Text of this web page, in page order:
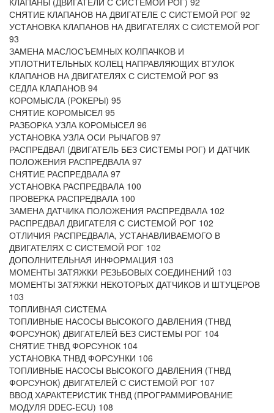
СНЯТИЕ КЛАПАНОВ НА ДВИГАТЕЛЕ С СИСТЕМОЙ РОГ 92
УСТАНОВКА КЛАПАНОВ НА ДВИГАТЕЛЯХ С СИСТЕМОЙ РОГ
93
ЗАМЕНА МАСЛОСЪЕМНЫХ КОЛПАЧКОВ И
УПЛОТНИТЕЛЬНЫХ КОЛЕЦ НАПРАВЛЯЮЩИХ ВТУЛОК
КЛАПАНОВ НА ДВИГАТЕЛЯХ С СИСТЕМОЙ РОГ 93
СЕДЛА КЛАПАНОВ 94
КОРОМЫСЛА (РОКЕРЫ) 95
СНЯТИЕ КОРОМЫСЕЛ 95
РАЗБОРКА УЗЛА КОРОМЫСЕЛ 96
УСТАНОВКА УЗЛА ОСИ РЫЧАГОВ 97
РАСПРЕДВАЛ (ДВИГАТЕЛЬ БЕЗ СИСТЕМЫ РОГ) И ДАТЧИК
ПОЛОЖЕНИЯ РАСПРЕДВАЛА 97
СНЯТИЕ РАСПРЕДВАЛА 97
УСТАНОВКА РАСПРЕДВАЛА 100
ПРОВЕРКА РАСПРЕДВАЛА 100
ЗАМЕНА ДАТЧИКА ПОЛОЖЕНИЯ РАСПРЕДВАЛА 102
РАСПРЕДВАЛ ДВИГАТЕЛЯ С СИСТЕМОЙ РОГ 102
ОТЛИЧИЯ РАСПРЕДВАЛА, УСТАНАВЛИВАЕМОГО В
ДВИГАТЕЛЯХ С СИСТЕМОЙ РОГ 102
ДОПОЛНИТЕЛЬНАЯ ИНФОРМАЦИЯ 103
МОМЕНТЫ ЗАТЯЖКИ РЕЗЬБОВЫХ СОЕДИНЕНИЙ 103
МОМЕНТЫ ЗАТЯЖКИ НЕКОТОРЫХ ДАТЧИКОВ И ШТУЦЕРОВ
103
ТОПЛИВНАЯ СИСТЕМА
ТОПЛИВНЫЕ НАСОСЫ ВЫСОКОГО ДАВЛЕНИЯ (ТНВД
ФОРСУНОК) ДВИГАТЕЛЕЙ БЕЗ СИСТЕМЫ РОГ 104
СНЯТИЕ ТНВД ФОРСУНОК 104
УСТАНОВКА ТНВД ФОРСУНКИ 106
ТОПЛИВНЫЕ НАСОСЫ ВЫСОКОГО ДАВЛЕНИЯ (ТНВД
ФОРСУНОК) ДВИГАТЕЛЕЙ С СИСТЕМОЙ РОГ 107
ВВОД ХАРАКТЕРИСТИК ТНВД (ПРОГРАММИРОВАНИЕ
МОДУЛЯ DDEC-ECU) 108